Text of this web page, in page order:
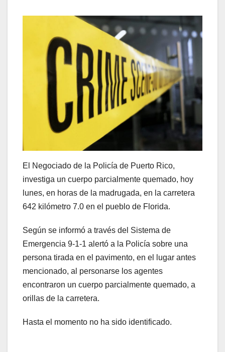
El Negociado de la Policía de Puerto Rico,
investiga un cuerpo parcialmente quemado, hoy
lunes, en horas de la madrugada, en la carretera
642 kilómetro 7.0 en el pueblo de Florida.
Según se informó a través del Sistema de
Emergencia 9-1-1 alertó a la Policía sobre una
persona tirada en el pavimento, en el lugar antes
mencionado, al personarse los agentes
encontraron un cuerpo parcialmente quemado, a
orillas de la carretera.
Hasta el momento no ha sido identificado.